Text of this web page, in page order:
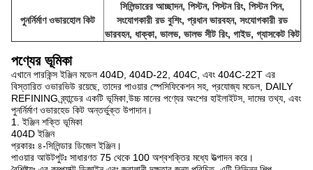
পুনর্নির্মাণ ওভারহোল কিট
সিলিন্ডারের আচ্ছাদন, পিস্টন, পিস্টন রিং, পিস্টন পিন,
সংযোগকারী রড বুশিং, প্রধান ভারবহন, সংযোগকারী রড
ভারবহন, ধাক্কা, ভালভ, ভালভ সীট রিং, গাইড, গ্যাসকেট কিট
পণ্যের ভূমিকা
এখানে পারকিন্স ইঞ্জিন মডেল 404D, 404D-22, 404C, এবং 404C-22T এর
বিস্তারিত ওভারভিউ রয়েছে, তাদের পাওয়ার স্পেসিফিকেশন সহ, প্রযোজ্য মডেল, DAILY
REFINING ব্র্যান্ডের একটি ভূমিকা,উচ্চ মানের পণ্যের অংশের হাইলাইটস, দামের তথ্য, এবং
পুনর্নির্মাণ ওভারহেড কিট অন্তর্ভুক্ত উপাদান।
1. ইঞ্জিন শক্তি ভূমিকা
404D ইঞ্জিন
প্রকারঃ ৪-সিলিন্ডার ডিজেল ইঞ্জিন।
পাওয়ার আউটপুটঃ সাধারণত 75 থেকে 100 অশ্বশক্তির মধ্যে উত্পাদন করে।